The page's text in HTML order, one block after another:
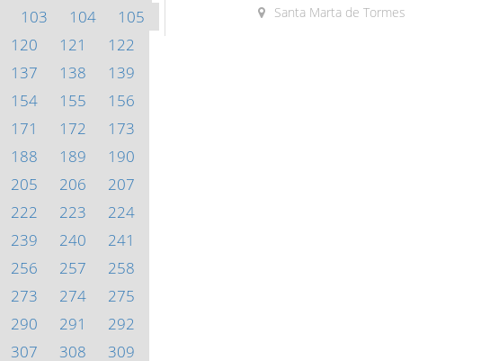
103 104
105
120 121
122
137 138
139
154 155
156
171 172
173
188 189
190
205 206
207
222 223
224
239 240
241
256 257
258
273 274
275
290 291
292
307 308 309
Santa Marta de Tormes